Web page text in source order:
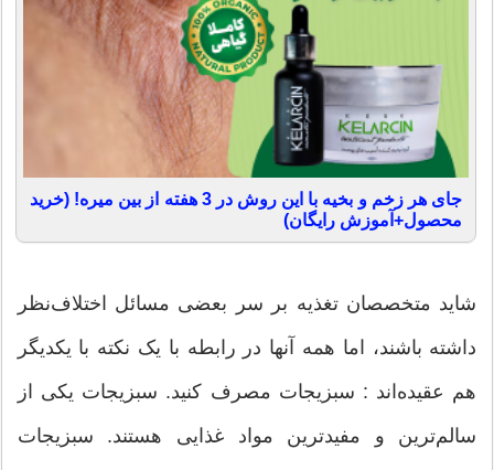
جای هر زخم و بخیه با این روش در 3 هفته از بین میره! (خرید
محصول+آموزش رایگان)
شاید متخصصان تغذیه بر سر بعضی مسائل اختلاف‌نظر
داشته باشند، اما همه آنها در رابطه با یک نکته با یکدیگر
هم عقیده‌اند : سبزیجات مصرف کنید. سبزیجات یکی از
سالم‌ترین و مفیدترین مواد غذایی هستند. سبزیجات